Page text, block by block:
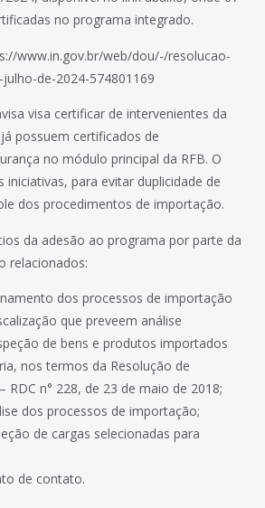
no programa integrado.
www.in.gov.br/web/dou/-/resolucao-
de-2024-574801169
visa certificar de intervenientes da
possuem certificados de
no módulo principal da RFB. O
iniciativas, para evitar duplicidade de
dos procedimentos de importação.
da adesão ao programa por parte da
relacionados:
dos processos de importação
que preveem análise
de bens e produtos importados
nos termos da Resolução de
RDC n° 228, de 23 de maio de 2018;
dos processos de importação;
de cargas selecionadas para
de contato.